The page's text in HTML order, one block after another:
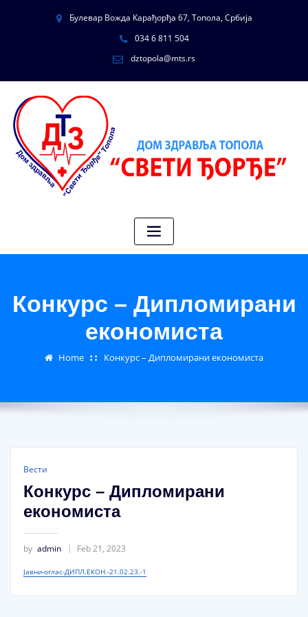
Булевар Вожда Карађорђа 67, Топола, Србија
034 6 811 504
dztopola@mts.rs
Конкурс – Дипломирани
економиста
Home Конкурс – Дипломирани економиста
Вести
Конкурс – Дипломирани
економиста
by admin Feb 21, 2023
Јавни-оглас-ДИПЛ.ЕКОН.-21.02.23.-1